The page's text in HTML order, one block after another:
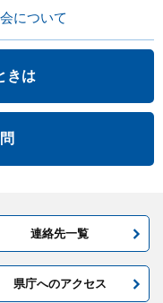
について
きは
連絡先一覧
県庁へのアクセス